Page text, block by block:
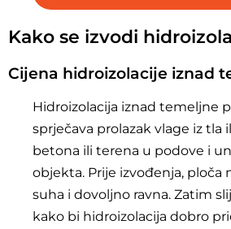
Kako se izvodi
Cijena hidroizolacije iznad
Hidroizolacija iznad temeljne
sprječava prolazak vlage iz tla
betona ili terena u podove i
objekta. Prije izvođenja, ploča
suha i dovoljno ravna. Zatim
kako bi hidroizolacija dobro